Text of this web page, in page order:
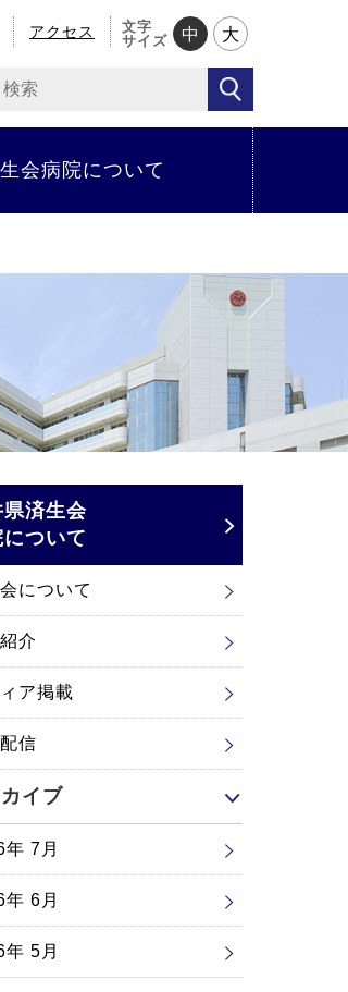
アクセス
文字
サイズ
中 大
会病院について
済生会
ついて
について
介
ア掲載
信
イブ
年 7月
年 6月
年 5月